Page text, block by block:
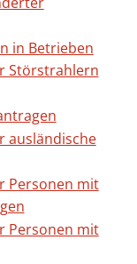
in Betrieben
Störstrahlern
ausländische
Personen mit
Personen mit